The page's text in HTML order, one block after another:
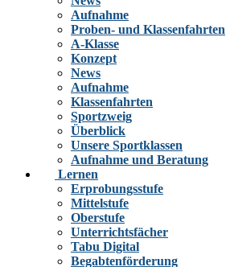
Aufnahme
Proben- und Klassenfahrten
A-Klasse
Konzept
News
Aufnahme
Klassenfahrten
Sportzweig
Überblick
Unsere Sportklassen
Aufnahme und Beratung
Lernen
Erprobungsstufe
Mittelstufe
Oberstufe
Unterrichtsfächer
Tabu Digital
Begabtenförderung